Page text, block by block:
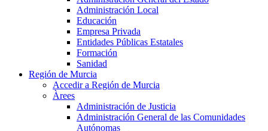
Administración Local
Educación
Empresa Privada
Entidades Públicas Estatales
Formación
Sanidad
Región de Murcia
Accedir a Región de Murcia
Àrees
Administración de Justicia
Administración General de las Comunidades
Autónomas